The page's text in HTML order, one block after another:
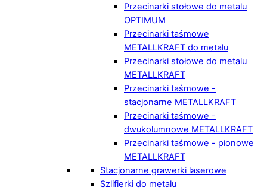
Przecinarki stołowe do metalu
OPTIMUM
Przecinarki taśmowe
METALLKRAFT do metalu
Przecinarki stołowe do metalu
METALLKRAFT
Przecinarki taśmowe -
stacjonarne METALLKRAFT
Przecinarki taśmowe -
dwukolumnowe METALLKRAFT
Przecinarki taśmowe - pionowe
METALLKRAFT
Stacjonarne grawerki laserowe
Szlifierki do metalu